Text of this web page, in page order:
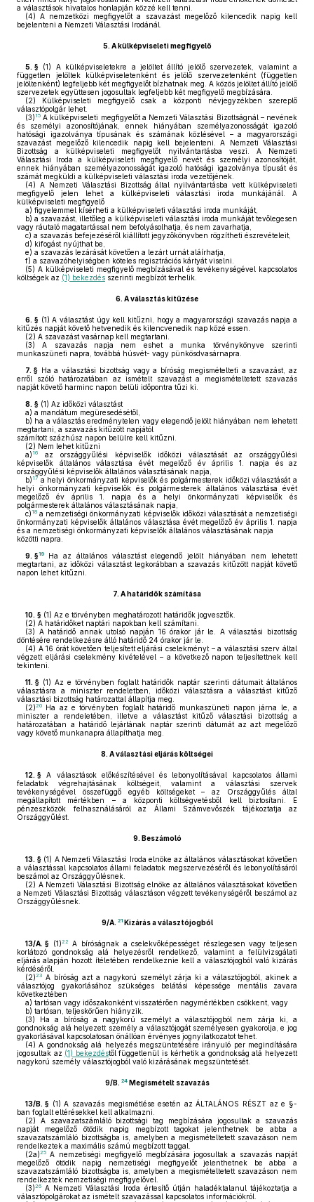
a választások hivatalos honlapján közzé kell tenni.
(4) A nemzetközi megfigyelőt a szavazást megelőző kilencedik napig kell
bejelenteni a Nemzeti Választási Irodánál.
5. A külképviseleti megfigyelő
5. § (1)
A külképviseletekre a jelöltet állító jelölő szervezetek, valamint a
független jelöltek külképviseletenként és jelölő szervezetenként (független
jelöltenként) legfeljebb két megfigyelőt bízhatnak meg. A közös jelöltet állító jelölő
szervezetek együttesen jogosultak legfeljebb két megfigyelő megbízására.
(2) Külképviseleti megfigyelő csak a központi névjegyzékben szereplő
választópolgár lehet.
(3) 15 A külképviseleti megfigyelőt a Nemzeti Választási Bizottságnál – nevének
és személyi azonosítójának, ennek hiányában személyazonosságát igazoló
hatósági igazolványa típusának és számának közlésével – a magyarországi
szavazást megelőző kilencedik napig kell bejelenteni. A Nemzeti Választási
Bizottság a külképviseleti megfigyelőt nyilvántartásba veszi. A Nemzeti
Választási Iroda a külképviseleti megfigyelő nevét és személyi azonosítóját,
ennek hiányában személyazonosságát igazoló hatósági igazolványa típusát és
számát megküldi a külképviseleti választási iroda vezetőjének.
(4) A Nemzeti Választási Bizottság által nyilvántartásba vett külképviseleti
megfigyelő jelen lehet a külképviseleti választási iroda munkájánál. A
külképviseleti megfigyelő
a) figyelemmel kísérheti a külképviseleti választási iroda munkáját,
b) a szavazást, illetőleg a külképviseleti választási iroda munkáját tevőlegesen
vagy ráutaló magatartással nem befolyásolhatja, és nem zavarhatja,
c) a szavazás befejezéséről kiállított jegyzőkönyvben rögzítheti észrevételeit,
d) kifogást nyújthat be,
e) a szavazás lezárását követően a lezárt urnát aláírhatja,
f) a szavazóhelyiségben köteles regisztrációs kártyát viselni.
(5) A külképviseleti megfigyelő megbízásával és tevékenységével kapcsolatos
költségek az (1) bekezdés szerinti megbízót terhelik.
6. A választás kitűzése
6. § (1) A választást úgy kell kitűzni, hogy a magyarországi szavazás napja a
kitűzés napját követő hetvenedik és kilencvenedik nap közé essen.
(2) A szavazást vasárnap kell megtartani.
(3) A szavazás napja nem eshet a munka törvénykönyve szerinti
munkaszüneti napra, továbbá húsvét- vagy pünkösdvasárnapra.
7. § Ha a választási bizottság vagy a bíróság megismételteti a szavazást, az
erről szóló határozatában az ismételt szavazást a megismételtetett szavazás
napját követő harminc napon belüli időpontra tűzi ki.
8. § (1) Az időközi választást
a) a mandátum megüresedésétől,
b) ha a választás eredménytelen vagy elegendő jelölt hiányában nem lehetett
megtartani, a szavazás kitűzött napjától
számított százhúsz napon belülre kell kitűzni.
(2) Nem lehet kitűzni
a) 16
az országgyűlési képviselők időközi választását az országgyűlési
képviselők általános választása évét megelőző év április 1. napja és az
országgyűlési képviselők általános választásának napja,
b) 17 a helyi önkormányzati képviselők és polgármesterek időközi választását a
helyi önkormányzati képviselők és polgármesterek általános választása évét
megelőző év április 1. napja és a helyi önkormányzati képviselők és
polgármesterek általános választásának napja,
c) 18 a nemzetiségi önkormányzati képviselők időközi választását a nemzetiségi
önkormányzati képviselők általános választása évét megelőző év április 1. napja
és a nemzetiségi önkormányzati képviselők általános választásának napja
közötti napra.
9. §19
Ha az általános választást elegendő jelölt hiányában nem lehetett
megtartani, az időközi választást legkorábban a szavazás kitűzött napját követő
napon lehet kitűzni.
7. A határidők számítása
10. § (1) Az e törvényben meghatározott határidők jogvesztők.
(2) A határidőket naptári napokban kell számítani.
(3) A határidő annak utolsó napján 16 órakor jár le. A választási bizottság
döntésére rendelkezésre álló határidő 24 órakor jár le.
(4) A 16 órát követően teljesített eljárási cselekményt – a választási szerv által
végzett eljárási cselekmény kivételével – a következő napon teljesítettnek kell
tekinteni.
11. § (1) Az e törvényben foglalt határidők naptár szerinti dátumait általános
választásra a miniszter rendeletben, időközi választásra a választást kitűző
választási bizottság határozattal állapítja meg.
(2)20
Ha az e törvényben foglalt határidő munkaszüneti napon járna le, a
miniszter a rendeletében, illetve a választást kitűző választási bizottság a
határozatában a határidő lejártának naptár szerinti dátumát az azt megelőző
vagy követő munkanapra állapíthatja meg.
8. A választási eljárás költségei
12. § A választások előkészítésével és lebonyolításával kapcsolatos állami
feladatok végrehajtásának költségeit, valamint a választási szervek
tevékenységével összefüggő egyéb költségeket – az Országgyűlés által
megállapított mértékben – a központi költségvetésből kell biztosítani. E
pénzeszközök felhasználásáról az Állami Számvevőszék tájékoztatja az
Országgyűlést.
9. Beszámoló
13. § (1) A Nemzeti Választási Iroda elnöke az általános választásokat követően
a választással kapcsolatos állami feladatok megszervezéséről és lebonyolításáról
beszámol az Országgyűlésnek.
(2) A Nemzeti Választási Bizottság elnöke az általános választásokat követően
a Nemzeti Választási Bizottság választáson végzett tevékenységéről beszámol az
Országgyűlésnek.
9/A. 21Kizárás a választójogból
13/A. § (1)22
A bíróságnak a cselekvőképességet részlegesen vagy teljesen
korlátozó gondnokság alá helyezésről rendelkező, valamint a felülvizsgálati
eljárás alapján hozott ítéletében rendelkeznie kell a választójogból való kizárás
kérdéséről.
(2)23 A bíróság azt a nagykorú személyt zárja ki a választójogból, akinek a
választójog gyakorlásához szükséges belátási képessége mentális zavara
következtében
a) tartósan vagy időszakonként visszatérően nagymértékben csökkent, vagy
b) tartósan, teljeskörűen hiányzik.
(3) Ha a bíróság a nagykorú személyt a választójogból nem zárja ki, a
gondnokság alá helyezett személy a választójogát személyesen gyakorolja, e jog
gyakorlásával kapcsolatosan önállóan érvényes jognyilatkozatot tehet.
(4) A gondnokság alá helyezés megszüntetésére irányuló per megindítására
jogosultak az (1) bekezdéstől függetlenül is kérhetik a gondnokság alá helyezett
nagykorú személy választójogból való kizárásának megszüntetését.
9/B. 24Megismételt szavazás
13/B. § (1) A szavazás megismétlése esetén az ÁLTALÁNOS RÉSZT az e §-
ban foglalt eltérésekkel kell alkalmazni.
(2) A szavazatszámláló bizottsági tag megbízására jogosultak a szavazás
napját megelőző ötödik napig megbízott tagokat jelenthetnek be abba a
szavazatszámláló bizottságba is, amelyben a megismételtetett szavazáson nem
rendelkeztek a maximális számú megbízott taggal.
(2a)25 A nemzetiségi megfigyelő megbízására jogosultak a szavazás napját
megelőző ötödik napig nemzetiségi megfigyelőt jelenthetnek be abba a
szavazatszámláló bizottságba is, amelyben a megismételtetett szavazáson nem
rendelkeztek nemzetiségi megfigyelővel.
(3)26 A Nemzeti Választási Iroda értesítő útján haladéktalanul tájékoztatja a
választópolgárokat az ismételt szavazással kapcsolatos információkról.